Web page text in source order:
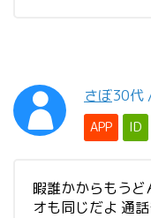
さぼ30代
APP ID
暇誰かからもう
オも同じだよ 通